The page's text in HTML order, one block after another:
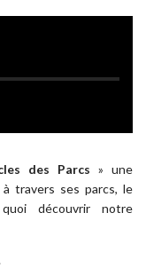
des Parcs » une
travers ses parcs, le
découvrir notre